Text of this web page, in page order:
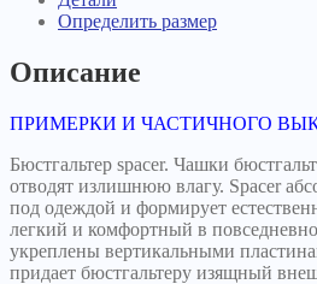
Определить размер
Описание
ПРИМЕРКИ И ЧАСТИЧНОГО
Бюстгальтер spacer. Чашки
отводят излишнюю влагу. Spacer
под одеждой и формирует
легкий и комфортный в
укреплены вертикальными
придает бюстгальтеру изящный